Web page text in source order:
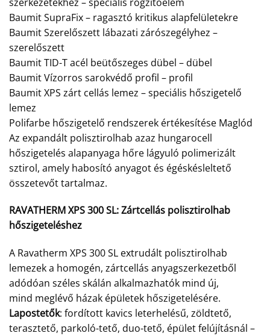
Baumit SupraFix – ragasztó kritikus alapfelületekre
Baumit Szerelőszett lábazati zárószegélyhez –
szerelőszett
Baumit TID-T acél beütőszeges dübel – dübel
Baumit Vízorros sarokvédő profil – profil
Baumit XPS zárt cellás lemez – speciális hőszigetelő
lemez
Polifarbe hőszigetelő rendszerek értékesítése Maglód
Az expandált polisztirolhab azaz hungarocell
hőszigetelés alapanyaga hőre lágyuló polimerizált
sztirol, amely habosító anyagot és égéskésleltető
összetevőt tartalmaz.
RAVATHERM XPS 300 SL:Zártcellás polisztirolhab
hőszigeteléshez
A Ravatherm XPS 300 SL extrudált polisztirolhab
lemezek a homogén, zártcellás anyagszerkezetből
adódóan széles skálán alkalmazhatók mind új,
mind meglévő házak épületek hőszigetelésére.
Lapostetők: fordított kavics leterhelésű, zöldtető,
terasztető, parkoló-tető, duo-tető, épület felújításnál –